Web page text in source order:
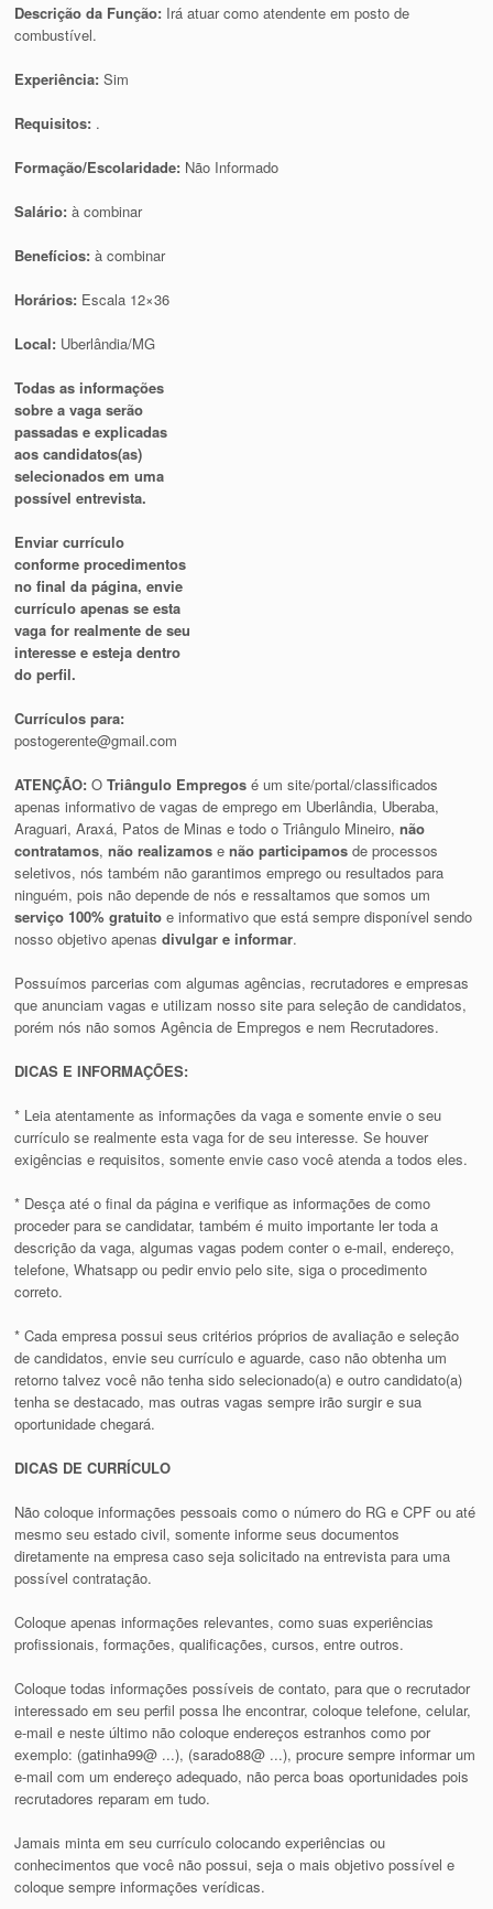
Descrição da Função: Irá atuar como atendente em posto de
combustível.
Experiência:Sim
Requisitos: .
Formação/Escolaridade: Não Informado
Salário:à combinar
Benefícios:à combinar
Horários: Escala 12×36
Local: Uberlândia/MG
Todas as informações
sobre a vaga serão
passadas e explicadas
aos candidatos(as)
selecionados em uma
possível entrevista.
Enviar currículo
conforme procedimentos
no final da página, envie
currículo apenas se esta
vaga for realmente de seu
interesse e esteja dentro
do perfil.
Currículos para:
postogerente@gmail.com
ATENÇÃO: OTriângulo Empregos é um site/portal/classificados
apenas informativo de vagas de emprego em Uberlândia, Uberaba,
Araguari, Araxá, Patos de Minas e todo o Triângulo Mineiro,não
contratamos,não realizamos enão participamos de processos
seletivos, nós também não garantimos emprego ou resultados para
ninguém, pois não depende de nós e ressaltamos que somos um
serviço 100% gratuito e informativo que está sempre disponível sendo
nosso objetivo apenasdivulgar e informar.
Possuímos parcerias com algumas agências, recrutadores e empresas
que anunciam vagas e utilizam nosso site para seleção de candidatos,
porém nós não somos Agência de Empregos e nem Recrutadores.
DICAS E INFORMAÇÕES:
* Leia atentamente as informações da vaga e somente envie o seu
currículo se realmente esta vaga for de seu interesse. Se houver
exigências e requisitos, somente envie caso você atenda a todos eles.
* Desça até o final da página e verifique as informações de como
proceder para se candidatar, também é muito importante ler toda a
descrição da vaga, algumas vagas podem conter o e-mail, endereço,
telefone, Whatsapp ou pedir envio pelo site, siga o procedimento
correto.
* Cada empresa possui seus critérios próprios de avaliação e seleção
de candidatos, envie seu currículo e aguarde, caso não obtenha um
retorno talvez você não tenha sido selecionado(a) e outro candidato(a)
tenha se destacado, mas outras vagas sempre irão surgir e sua
oportunidade chegará.
DICAS DE CURRÍCULO
Não coloque informações pessoais como o número do RG e CPF ou até
mesmo seu estado civil, somente informe seus documentos
diretamente na empresa caso seja solicitado na entrevista para uma
possível contratação.
Coloque apenas informações relevantes, como suas experiências
profissionais, formações, qualificações, cursos, entre outros.
Coloque todas informações possíveis de contato, para que o recrutador
interessado em seu perfil possa lhe encontrar, coloque telefone, celular,
e-mail e neste último não coloque endereços estranhos como por
exemplo: (gatinha99@ ...), (sarado88@ ...), procure sempre informar um
e-mail com um endereço adequado, não perca boas oportunidades pois
recrutadores reparam em tudo.
Jamais minta em seu currículo colocando experiências ou
conhecimentos que você não possui, seja o mais objetivo possível e
coloque sempre informações verídicas.